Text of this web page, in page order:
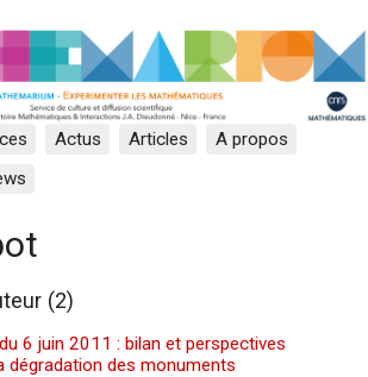
Actus Articles
A propos
(2)
6 juin 2011 : bilan et perspectives
dégradation des monuments